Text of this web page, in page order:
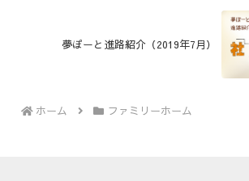
夢ぽーと進路紹介（2019年7月）
ホーム ファミリーホーム